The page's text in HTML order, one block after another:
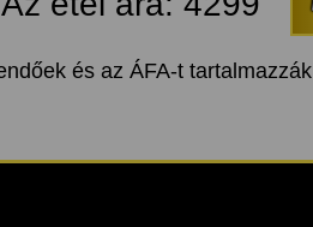
és az ÁFA-t tartalmazzák